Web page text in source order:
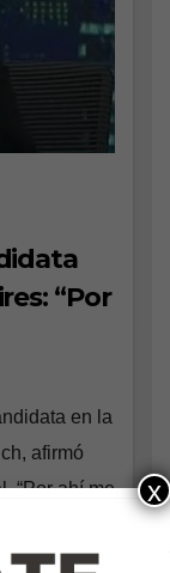
“Por
en la
afirmó
“Por ahí me
x